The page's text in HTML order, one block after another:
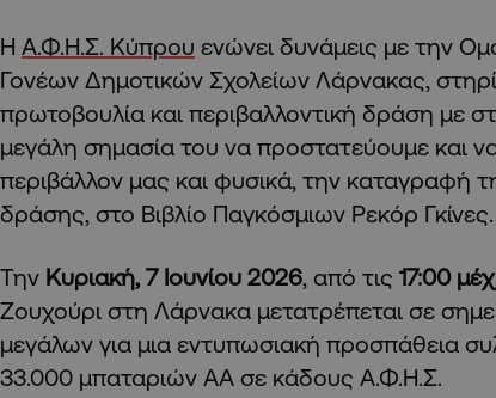
Η Α.Φ.Η.Σ. Κύπρου ενώνει δυνάμεις με την
Γονέων Δημοτικών Σχολείων Λάρνακας,
πρωτοβουλία και περιβαλλοντική δράση με
μεγάλη σημασία του να προστατεύουμε και
περιβάλλον μας και φυσικά, την καταγραφή
δράσης, στο Βιβλίο Παγκόσμιων Ρεκόρ Γκίνες.
Την Κυριακή, 7 Ιουνίου 2026, από τις 17:00
Ζουχούρι στη Λάρνακα μετατρέπεται σε
μεγάλων για μια εντυπωσιακή προσπάθεια
33.000 μπαταριών ΑΑ σε κάδους Α.Φ.Η.Σ.